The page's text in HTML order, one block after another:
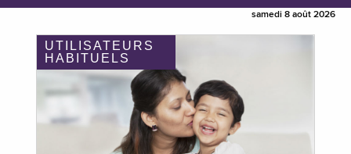
samedi 8 août 2026
UTILISATEURS
HABITUELS